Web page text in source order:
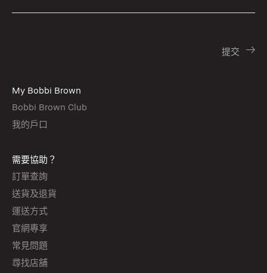
My Bobbi Brown
Bobbi Brown Club
我的戶口
需要協助？
訂單查詢
送貨及退貨
運送方式
官網專享
常見問題
尋找店舖